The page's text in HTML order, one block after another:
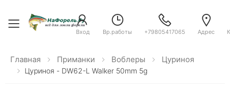
Toggle menu
Вход Вр.работы +79805417065 Адрес
Главная Приманки Воблеры Цуриноя
Цуриноя - DW62-L Walker 50mm 5g